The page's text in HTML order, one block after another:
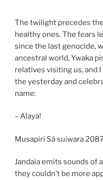
The twilight precedes
healthy ones. The fears
since the last genocide,
ancestral world, Ywaka
relatives visiting us, and
the yesterday and
name:
– Alaya!
Musapiri Sá suiwara
Jandaia emits sounds of
they couldn’t be more